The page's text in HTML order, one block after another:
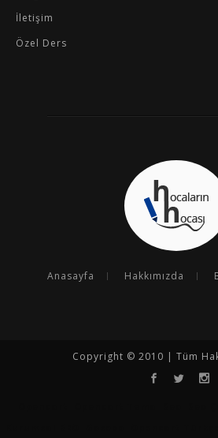
İletişim
Özel Ders
Anasayfa Hakkımızda
Copyright © 2010 | Tüm